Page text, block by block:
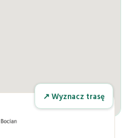
↗ Wyznacz trasę